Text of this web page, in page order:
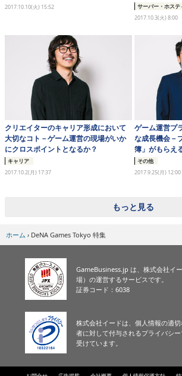
2017.10.10(火) 15:52
サーバー・ホステ
2017.10.3(火) 8:00
クリエイターのキャリア形成において
大切なコト－ゲーム運営の現場がいか
にクロスポイントとなるか？
キャリア
2017.10.2(月) 17:37
ゲーム運営プ
な成長機会－
簿」がもらえ
その他
2017.9.25(月) 12:00
もっと見る
ホーム › DeNA Games Tokyo 特集
GameBusiness.jp は、株式会社イ
場）の運営するサービスです。
証券コード：6038
株式会社イードは、個人情報の適
者に対して付与されるプライバシ
受けています。